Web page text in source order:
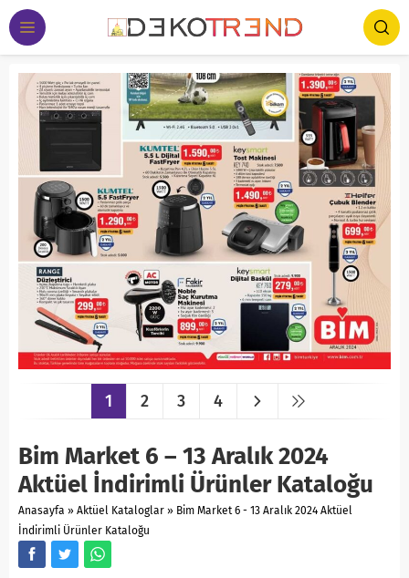
1 2 3 4
Bim Market 6 – 13 Aralık 2024
Aktüel İndirimli Ürünler Kataloğu
Anasayfa » Aktüel Kataloglar » Bim Market 6 - 13 Aralık 2024 Aktüel
İndirimli Ürünler Kataloğu